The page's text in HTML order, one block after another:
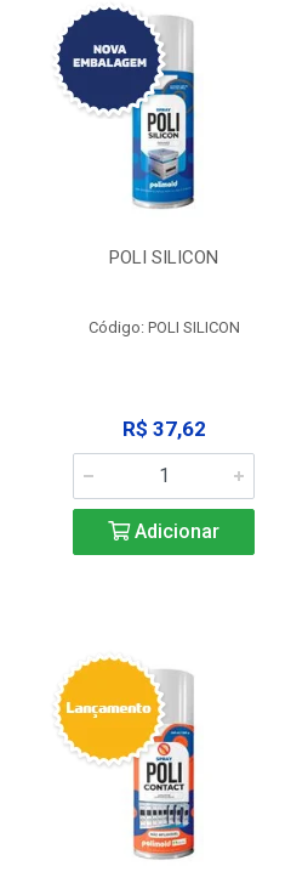
POLI SILICON
Código: POLI SILICON
R$ 37,62
Adicionar